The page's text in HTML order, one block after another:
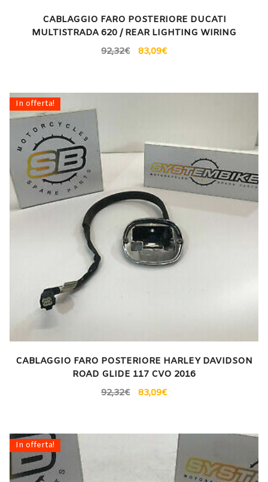
CABLAGGIO FARO POSTERIORE DUCATI
MULTISTRADA 620 / REAR LIGHTING WIRING
92,32€ 83,09€
In offerta!
CABLAGGIO FARO POSTERIORE HARLEY DAVIDSON
ROAD GLIDE 117 CVO 2016
92,32€ 83,09€
In offerta!